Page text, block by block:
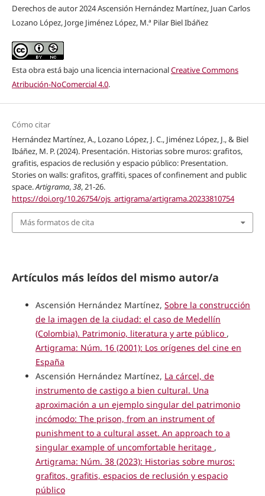
Derechos de autor 2024 Ascensión Hernández Martínez, Juan Carlos
Lozano López, Jorge Jiménez López, M.ª Pilar Biel Ibáñez
Esta obra está bajo una licencia internacionalCreative Commons
Atribución-NoComercial 4.0.
Cómo citar
Hernández Martínez, A., Lozano López, J. C., Jiménez López, J., & Biel
Ibáñez, M. P. (2024). Presentación. Historias sobre muros: grafitos,
grafitis, espacios de reclusión y espacio público: Presentation.
Stories on walls: grafitos, graffiti, spaces of confinement and public
space.Artigrama,38, 21-26.
https://doi.org/10.26754/ojs_artigrama/artigrama.20233810754
Más formatos de cita
Artículos más leídos del mismo autor/a
Ascensión Hernández Martínez, Sobre la construcción
de la imagen de la ciudad: el caso de Medellín
(Colombia). Patrimonio, literatura y arte público ,
Artigrama: Núm. 16 (2001): Los orígenes del cine en
España
Ascensión Hernández Martínez, La cárcel, de
instrumento de castigo a bien cultural. Una
aproximación a un ejemplo singular del patrimonio
incómodo: The prison, from an instrument of
punishment to a cultural asset. An approach to a
singular example of uncomfortable heritage ,
Artigrama: Núm. 38 (2023): Historias sobre muros:
grafitos, grafitis, espacios de reclusión y espacio
público